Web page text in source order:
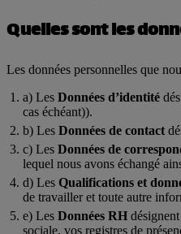
Quelles sont les
Les données personnelles que
Les Données d’identité
cas échéant)).
Les Données de contact
Les Données de
lequel nous avons échangé
Les Qualifications et
de travailler et toute autre
Les Données RH
sociale, vos registres de